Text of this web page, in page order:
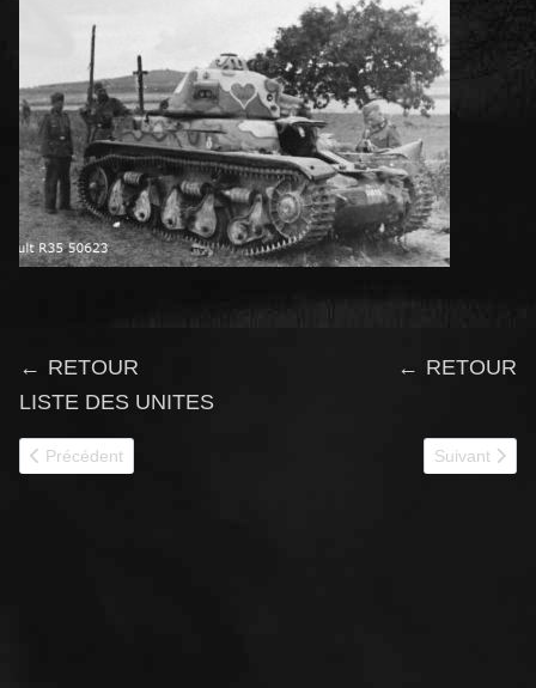
← RETOUR
← RETOUR
LISTE DES UNITES
Article précédent : 50821
Précédent Article
Suivant